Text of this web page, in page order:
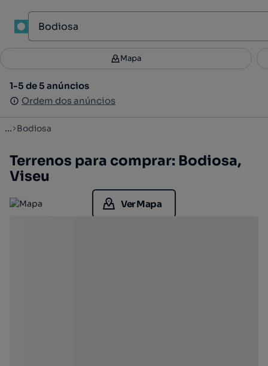
Filtros 2
1-5 de 5 anúncios
Ordem dos anúncios
Mapa
1-5 de 5 anúncios
Ordem dos anúncios
... Bodiosa
Terrenos para comprar: Bodiosa,
Viseu
Ver Mapa